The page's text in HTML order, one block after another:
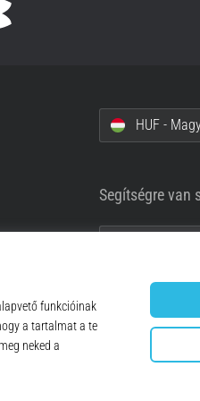
HUF -
Segítségre van